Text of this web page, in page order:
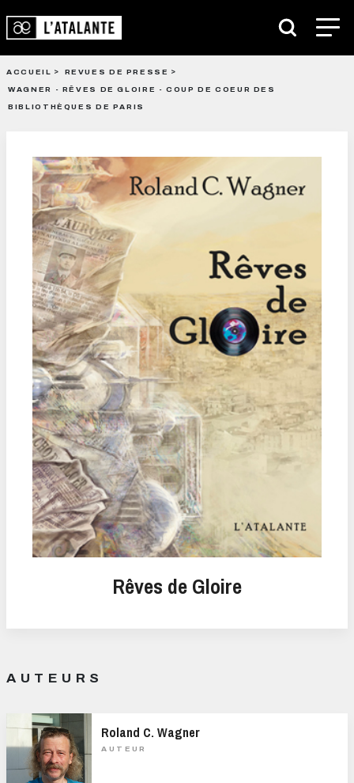
ACCUEIL
REVUES DE PRESSE
WAGNER - RÊVES DE GLOIRE - COUP DE COEUR DES
BIBLIOTHÈQUES DE PARIS
Rêves de Gloire
AUTEURS
Roland C. Wagner
AUTEUR